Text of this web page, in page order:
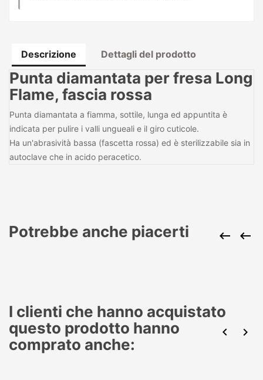
Descrizione Dettagli del prodotto
Punta diamantata per fresa Long
Flame, fascia rossa
Punta diamantata a fiamma, sottile, lunga ed appuntita è
indicata per pulire i valli ungueali e il giro cuticole.
Ha un'abrasività bassa (fascetta rossa) ed è sterilizzabile sia in
autoclave che in acido peracetico.
Potrebbe anche piacerti  
I clienti che hanno acquistato
questo prodotto hanno
comprato anche:
 